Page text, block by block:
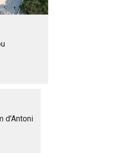
d'Antoni